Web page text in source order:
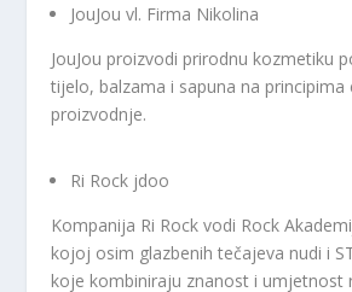
JouJou vl. Firma Nikolina
JouJou proizvodi prirodnu kozmetiku
tijelo, balzama i sapuna na principima
proizvodnje.
Ri Rock jdoo
Kompanija Ri Rock vodi Rock
kojoj osim glazbenih tečajeva nudi i
koje kombiniraju znanost i umjetnost